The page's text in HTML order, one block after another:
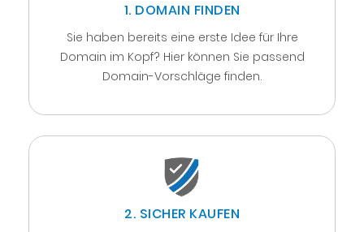
1. DOMAIN FINDEN
Sie haben bereits eine erste Idee für Ihre
Domain im Kopf? Hier können Sie passend
Domain-Vorschläge finden.
2. SICHER KAUFEN